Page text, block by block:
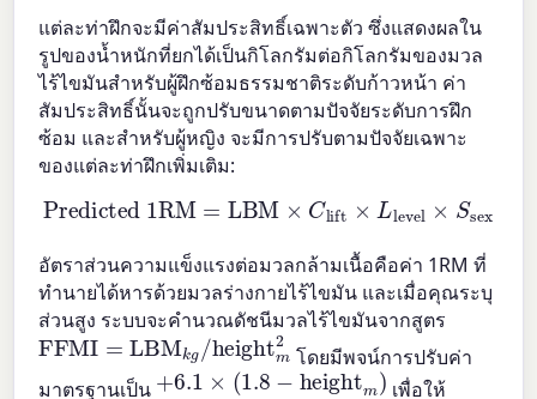
แต่ละท่าฝึกจะมีค่าสัมประสิทธิ์เฉพาะตัว ซึ่งแสดงผลใน
รูปของน้ำหนักที่ยกได้เป็นกิโลกรัมต่อกิโลกรัมของมวล
ไร้ไขมันสำหรับผู้ฝึกซ้อมธรรมชาติระดับก้าวหน้า ค่า
สัมประสิทธิ์นั้นจะถูกปรับขนาดตามปัจจัยระดับการฝึก
ซ้อม และสำหรับผู้หญิง จะมีการปรับตามปัจจัยเฉพาะ
ของแต่ละท่าฝึกเพิ่มเติม:
Predicted 1RM LBM×Clift× level sex
อัตราส่วนความแข็งแรงต่อมวลกล้ามเนื้อคือค่า 1RM ที่
ทำนายได้หารด้วยมวลร่างกายไร้ไขมัน และเมื่อคุณระบุ
ส่วนสูง ระบบจะคำนวณดัชนีมวลไร้ไขมันจากสูตร
FFMI=LBMkg/heightm2
โดยมีพจน์การปรับค่า
มาตรฐานเป็น
+ 6.1×(1.8 −heightm)
เพื่อให้